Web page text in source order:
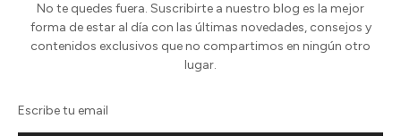
No te quedes fuera. Suscribirte a nuestro blog es la mejor
forma de estar al día con las últimas novedades, consejos y
contenidos exclusivos que no compartimos en ningún otro
lugar.